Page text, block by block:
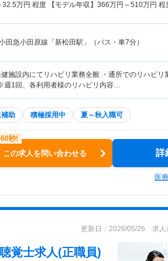
32.5万円 程度 【モデル年収】 366万円～510万円 程
田急小田原線「新松田駅」（バス・車7分）
健施設内にてリハビリ業務全般 ・通所でのリハビ
週1回、各利用者様のリハビリ内容…
助 積極採用中 夏～秋入職可
この求人を問い合わせる 詳
医
更新日：2026/05/26 求人
覚士求人(正職員)